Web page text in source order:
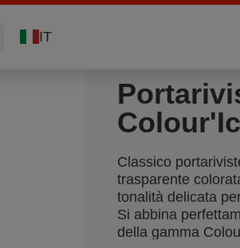
IT
Classico
trasparente
tonalità delicata
Si abbina
della gamma